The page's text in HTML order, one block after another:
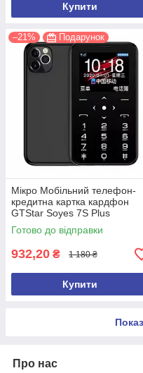
Купити
–21% Подарунок
Мікро Мобільний телефон-
кредитна картка кардфон
GTStar Soyes 7S Plus
(Чорний)
Готово до відправки
932,20 ₴ 1 180 ₴
Купити
Про нас